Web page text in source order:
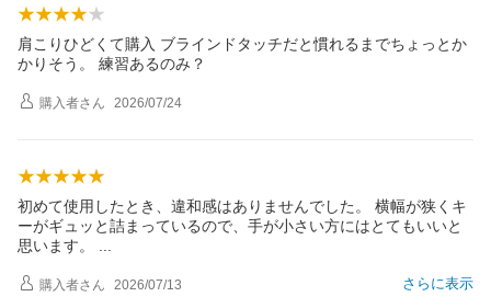
肩こりひどくて購入 ブラインドタッチだと慣れるまでちょっとか
かりそう。 練習あるのみ？
購入者さん 2026/07/24
初めて使用したとき、違和感はありませんでした。 横幅が狭くキ
ーがギュッと詰まっているので、手が小さい方にはとてもいいと
思います。
さらに表示
購入者さん 2026/07/13